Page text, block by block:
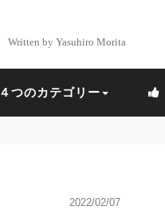
Written by Yasuhiro Morita
４つのカテゴリー
2022/02/07